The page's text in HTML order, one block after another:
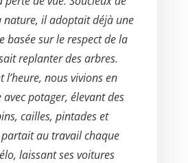
nature, il adoptait déjà une
basée sur le respect de la
replanter des arbres.
l’heure, nous vivions en
potager, élevant des
cailles, pintades et
au travail chaque
laissant ses voitures